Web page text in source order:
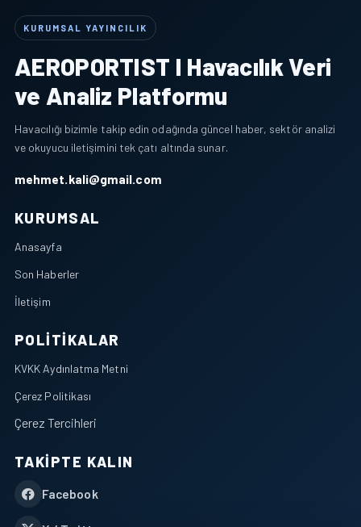
KURUMSAL YAYINCILIK
AEROPORTIST I Havacılık Veri
ve Analiz Platformu
Havacılığı bizimle takip edin odağında güncel haber, sektör analizi
ve okuyucu iletişimini tek çatı altında sunar.
mehmet.kali@gmail.com
KURUMSAL
Anasayfa
Son Haberler
İletişim
POLITIKALAR
KVKK Aydınlatma Metni
Çerez Politikası
Çerez Tercihleri
TAKIPTE KALIN
Facebook